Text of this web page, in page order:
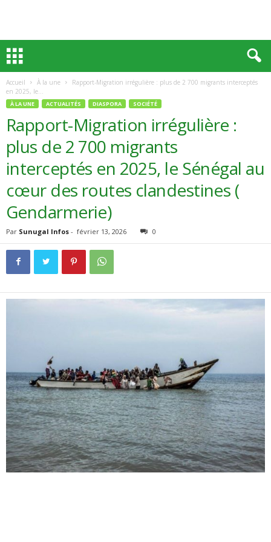
Accueil À la une
Rapport-Migration irrégulière : plus de 2 700 migrants interceptés
en 2025, le...
À LA UNE ACTUALITÉS DIASPORA SOCIÉTÉ
Rapport-Migration irrégulière :
plus de 2 700 migrants
interceptés en 2025, le Sénégal au
cœur des routes clandestines (
Gendarmerie)
Par Sunugal Infos - février 13, 2026 0